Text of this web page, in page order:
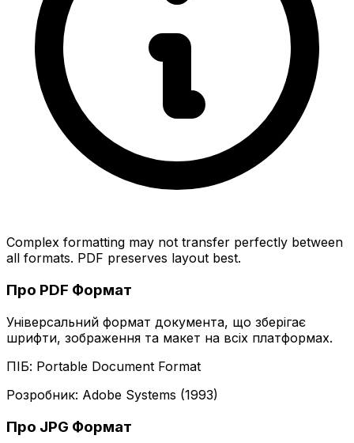
Complex formatting may not transfer perfectly between
all formats. PDF preserves layout best.
Про PDF Формат
Універсальний формат документа, що зберігає
шрифти, зображення та макет на всіх платформах.
ПІБ: Portable Document Format
Розробник: Adobe Systems (1993)
Про JPG Формат